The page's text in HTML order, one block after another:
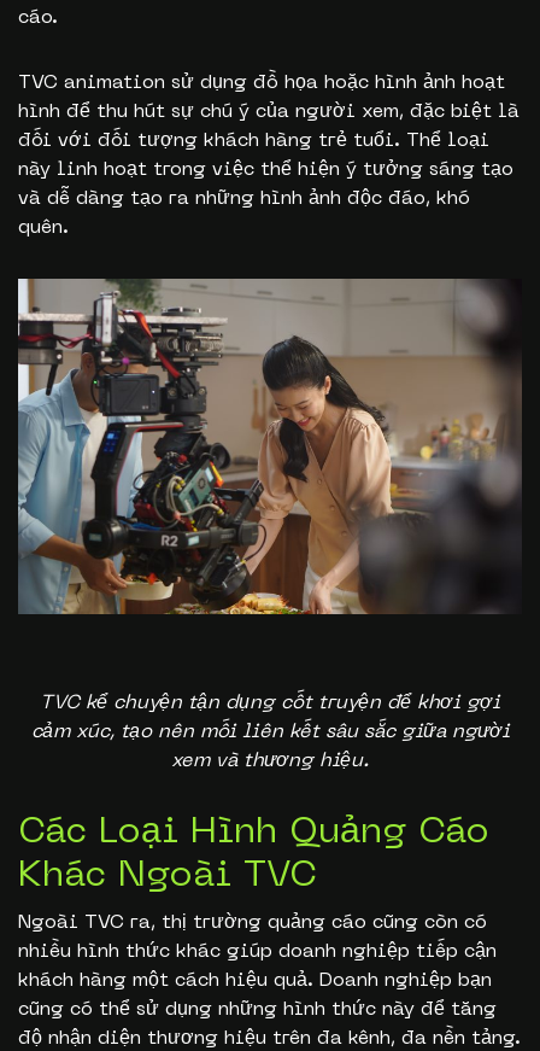
cáo.
TVC animation sử dụng đồ họa hoặc hình ảnh hoạt
hình để thu hút sự chú ý của người xem, đặc biệt là
đối với đối tượng khách hàng trẻ tuổi. Thể loại
này linh hoạt trong việc thể hiện ý tưởng sáng tạo
và dễ dàng tạo ra những hình ảnh độc đáo, khó
quên.
TVC kể chuyện tận dụng cốt truyện để khơi gợi
cảm xúc, tạo nên mối liên kết sâu sắc giữa người
xem và thương hiệu.
Các Loại Hình Quảng Cáo
Khác Ngoài TVC
Ngoài TVC ra, thị trường quảng cáo cũng còn có
nhiều hình thức khác giúp doanh nghiệp tiếp cận
khách hàng một cách hiệu quả. Doanh nghiệp bạn
cũng có thể sử dụng những hình thức này để tăng
độ nhận diện thương hiệu trên đa kênh, đa nền tảng.